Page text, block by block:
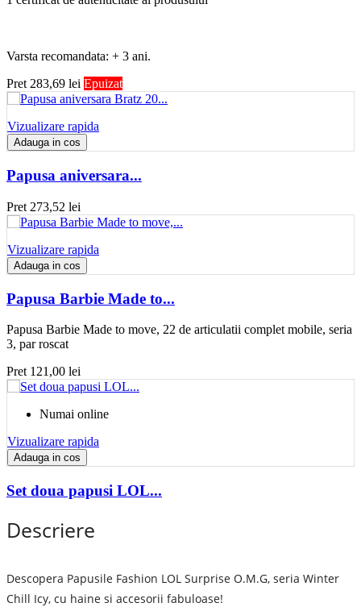
Varsta recomandata: + 3 ani.
Pret 283,69 lei Epuizat
Vizualizare rapida
Adauga in cos
Papusa aniversara...
Pret 273,52 lei
Vizualizare rapida
Adauga in cos
Papusa Barbie Made to...
Papusa Barbie Made to move, 22 de articulatii complet mobile, seria
3, par roscat
Pret 121,00 lei
Numai online
Vizualizare rapida
Adauga in cos
Set doua papusi LOL...
Descriere
Descopera Papusile Fashion LOL Surprise O.M.G, seria Winter
Chill Icy, cu haine si accesorii fabuloase!